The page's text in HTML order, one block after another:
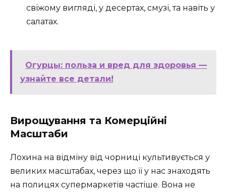
свіжому вигляді, у десертах, смузі, та навіть у
салатах.
Огурцы: польза и вред для здоровья —
узнайте все детали!
Вирощування та Комерційні
Масштаби
Лохина на відміну від чорниці культивується у
великих масштабах, через що її у нас знаходять
на полицях супермаркетів частіше. Вона не